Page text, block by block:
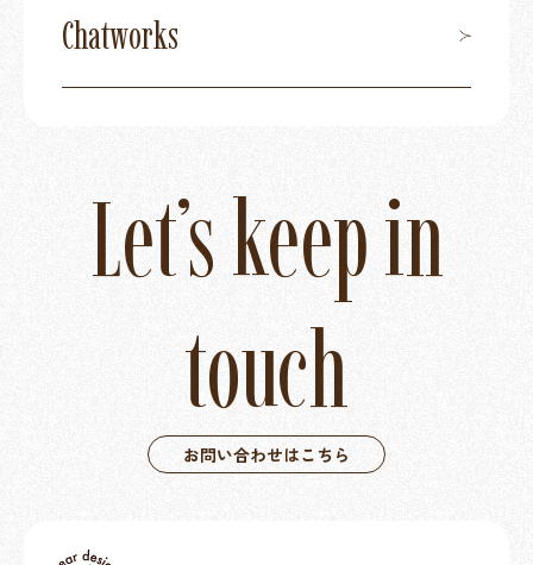
Chatworks
Let’s keep in
touch
お問い合わせはこちら